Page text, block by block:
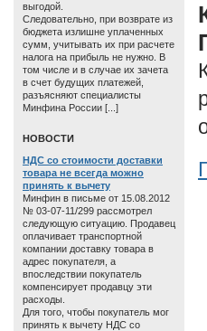
выгодой.
Следовательно, при возврате из
бюджета излишне уплаченных
сумм, учитывать их при расчете
налога на прибыль не нужно. В
том числе и в случае их зачета
в счет будущих платежей,
разъясняют специалисты
Минфина России [...]
HОВОСТИ
НДС со стоимости доставки
товара не всегда можно
принять к вычету
Минфин в письме от 15.08.2012
№ 03-07-11/299 рассмотрел
следующую ситуацию. Продавец
оплачивает транспортной
компании доставку товара в
адрес покупателя, а
впоследствии покупатель
компенсирует продавцу эти
расходы.
Для того, чтобы покупатель мог
принять к вычету НДС со